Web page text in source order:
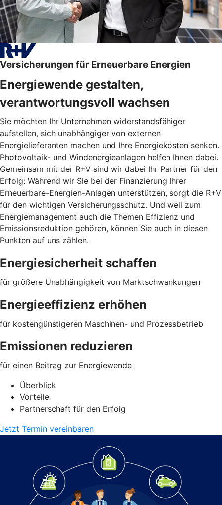
Versicherungen für Erneuerbare Energien
Energiewende gestalten,
verantwortungsvoll wachsen
Sie möchten Ihr Unternehmen widerstandsfähiger
aufstellen, sich unabhängiger von externen
Energielieferanten machen und Ihre Energiekosten senken.
Photovoltaik- und Windenergieanlagen helfen Ihnen dabei.
Gemeinsam mit der R+V sind wir dabei Ihr Partner für den
Erfolg: Während wir Sie bei der Finanzierung Ihrer
Erneuerbare-Energien-Anlagen unterstützen, sorgt die R+V
für den wichtigen Versicherungsschutz. Und weil zum
Energiemanagement auch die Themen Effizienz und
Emissionsreduktion gehören, können Sie auch in diesen
Punkten auf uns zählen.
Energiesicherheit schaffen
für größere Unabhängigkeit von Marktschwankungen
Energieeffizienz erhöhen
für kostengünstigeren Maschinen- und Prozessbetrieb
Emissionen reduzieren
für einen Beitrag zur Energiewende
Überblick
Vorteile
Partnerschaft für den Erfolg
Jetzt Termin vereinbaren